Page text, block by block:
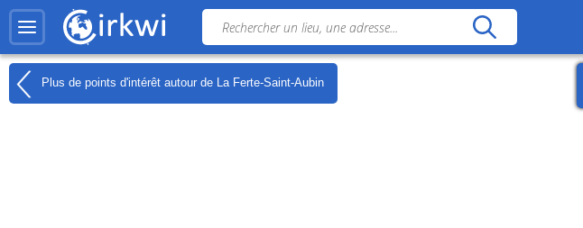
Plus de points d'intérêt autour de La Ferte-Saint-Aubin